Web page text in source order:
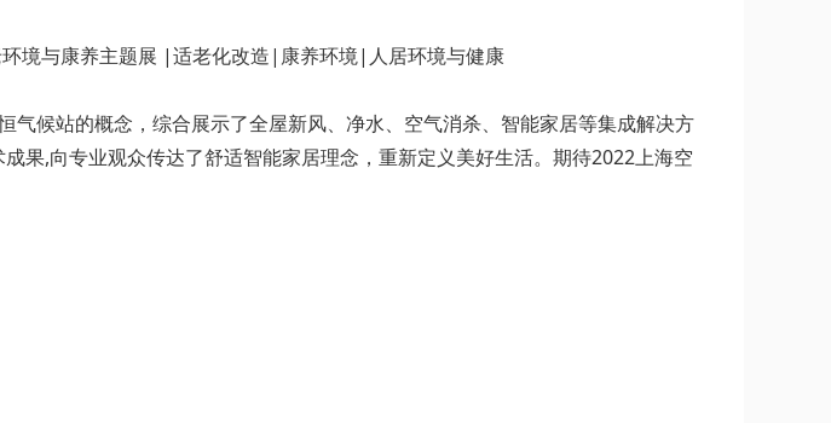
候站的概念，综合展示了全屋新风、净水、空气消杀、智能家居等集成解决方
果,向专业观众传达了舒适智能家居理念，重新定义美好生活。期待2022上海空